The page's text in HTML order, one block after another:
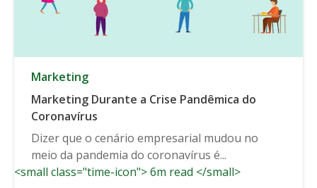
Marketing
Marketing Durante a Crise Pandêmica do
Coronavírus
Dizer que o cenário empresarial mudou no
meio da pandemia do coronavírus é...
<small class="time-icon"> 6m read </small>